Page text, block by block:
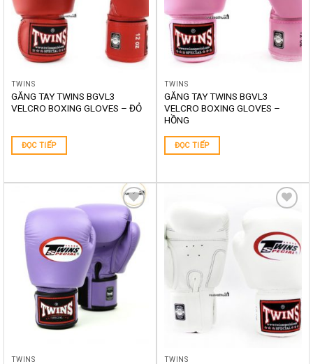
TWINS
GĂNG TAY TWINS BGVL3
VELCRO BOXING GLOVES – ĐỎ
ĐỌC TIẾP
TWINS
GĂNG TAY TWINS BGVL3
VELCRO BOXING GLOVES –
HỒNG
ĐỌC TIẾP
Yêu
thích
TWINS TWINS